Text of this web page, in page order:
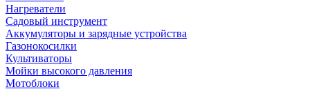
Нагреватели
Садовый инструмент
Аккумуляторы и зарядные устройства
Газонокосилки
Культиваторы
Мойки высокого давления
Мотоблоки